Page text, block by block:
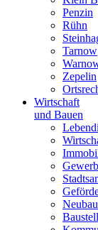
Penzin
Rühn
Tarnow
Zepelin
Wirtschaft
und Bauen